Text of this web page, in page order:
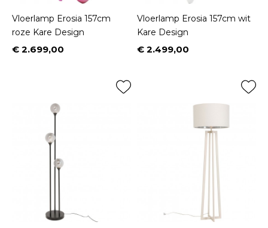
Vloerlamp Erosia 157cm
roze Kare Design
Prijs
€ 2.699,00
Vloerlamp Erosia 157cm wit
Kare Design
Prijs
€ 2.499,00